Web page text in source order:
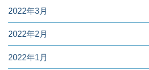
2022年3月
2022年2月
2022年1月